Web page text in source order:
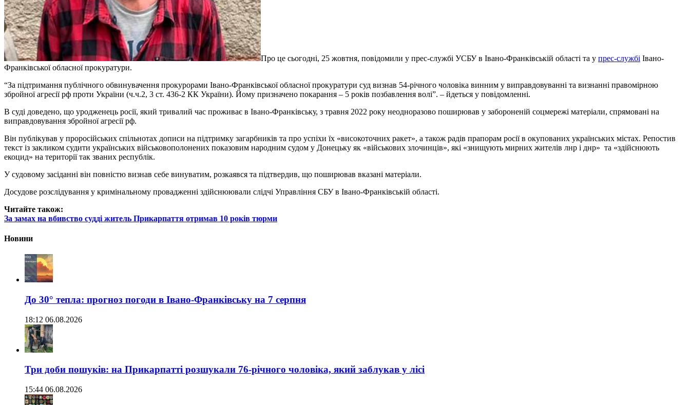
Про це сьогодні, 25 жовтня, повідомили у прес-службі УСБУ в Івано-Франківській області та у прес-службі Івано-
Франківської обласної прокуратури.
“За підтримання публічного обвинувачення прокурорами Івано-Франківської обласної прокуратури суд визнав 54-річного чоловіка винним у виправдовуванні та визнанні правомірною
збройної агресії рф проти України (ч.ч.2, 3 ст. 436-2 КК України). Йому призначено покарання – 5 років позбавлення волі”. – йдеться у повідомленні.
В суді доведено, що уродженець росії, який тривалий час проживає в Івано-Франківську, з травня 2022 року неодноразово поширював у забороненій соцмережі матеріали, спрямовані на
виправдовування збройної агресії рф.
Він публікував у проросійських спільнотах дописи на підтримку загарбників та про успіхи їх «високоточних ракет», а також радів прапорам росії в окупованих українських містах. Репостив
текст із закликом судити українських військовополонених показовим народним судом у Донецьку як «військових злочинців», які «знищують мирних жителів лнр і днр» та «здійснюють
екоцид» на території так званих республік.
У судовому засіданні він повністю визнав себе винуватим, розкаявся та підтвердив, що поширював вказані матеріали.
Досудове розслідування у кримінальному провадженні здійснюювали слідчі Управління СБУ в Івано-Франківській області.
Читайте також:
За замах на вбивство судді житель Прикарпаття отримав 10 років тюрми
Новини
До 30° тепла: прогноз погоди в Івано-Франківську на 7 серпня
18:12 06.08.2026
Три доби пошуків: на Прикарпатті розшукали 76-річного чоловіка, який заблукав у лісі
15:44 06.08.2026